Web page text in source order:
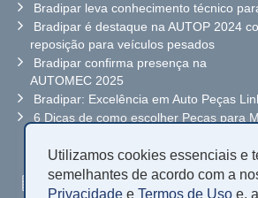
Bradipar leva conhecimento técnico
Bradipar é destaque na AUTOP 2024
reposição para veículos pesados
Bradipar confirma presença na
AUTOMEC 2025
Bradipar: Excelência em Auto Peças
6 Dicas de como escolher Peças para
Solicite orçamento
Utilizamos cookies essenciais e
semelhantes de acordo com a
Privacidadee Termos de Usoe,